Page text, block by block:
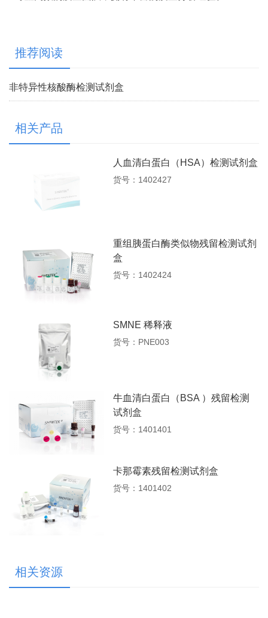
推荐阅读
非特异性核酸酶检测试剂盒
相关产品
人血清白蛋白（HSA）检测试剂盒
货号：1402427
重组胰蛋白酶类似物残留检测试剂
盒
货号：1402424
SMNE 稀释液
货号：PNE003
牛血清白蛋白（BSA ）残留检测
试剂盒
货号：1401401
卡那霉素残留检测试剂盒
货号：1401402
相关资源